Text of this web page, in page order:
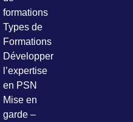
formations
Types de
Formations
Développer
l’expertise
en PSN
Mise en
garde –